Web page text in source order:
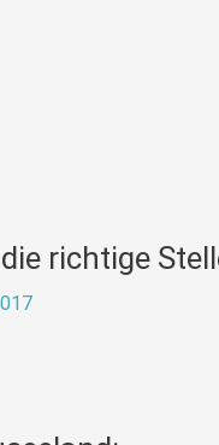
richtige